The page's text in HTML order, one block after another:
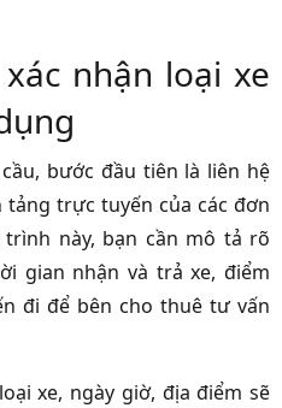
nhận loại xe
bước đầu tiên là liên hệ
trực tuyến của các đơn
này, bạn cần mô tả rõ
gian nhận và trả xe, điểm
đi để bên cho thuê tư vấn
xe, ngày giờ, địa điểm sẽ